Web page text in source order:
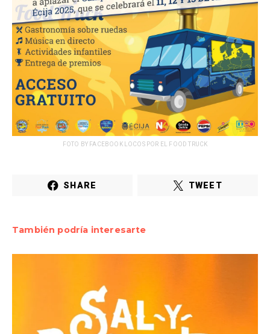
FOTO BY FACEBOOK LOCOS POR EL FOOD TRUCK
SHARE TWEET
También podría interesarte